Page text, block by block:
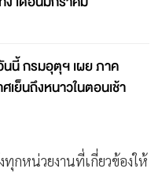
นี้ กรมอุตุฯ เผย ภาค
เย็นถึงหนาวในตอนเช้า
กหน่วยงานที่เกี่ยวข้องให้